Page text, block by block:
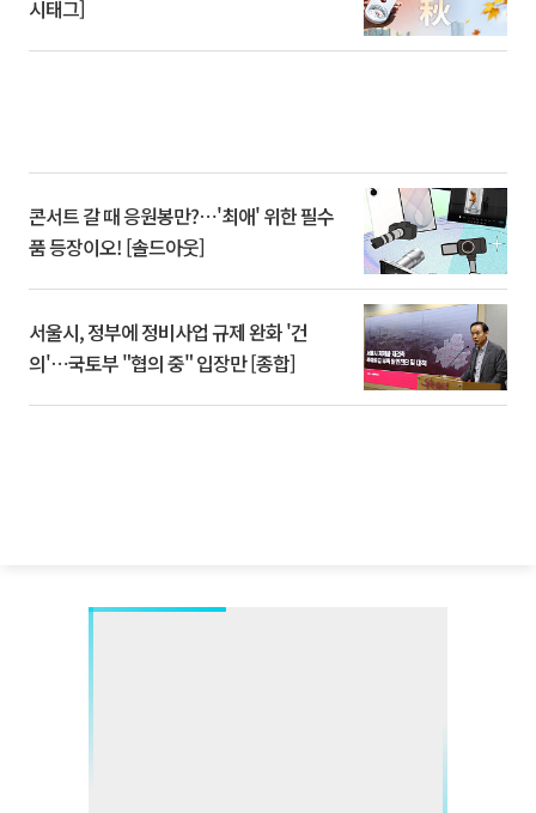
시태그]
콘서트 갈 때 응원봉만?⋯'최애' 위한 필수
품 등장이오! [솔드아웃]
서울시, 정부에 정비사업 규제 완화 '건
의'⋯국토부 "협의 중" 입장만 [종합]